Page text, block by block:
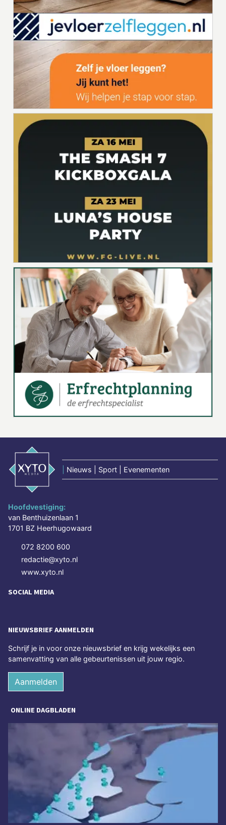
Nieuws | Sport | Evenementen
Hoofdvestiging:
van Benthuizenlaan 1
1701 BZ Heerhugowaard
072 8200 600
redactie@xyto.nl
www.xyto.nl
SOCIAL MEDIA
NIEUWSBRIEF AANMELDEN
Schrijf je in voor onze nieuwsbrief en krijg wekelijks een
samenvatting van alle gebeurtenissen uit jouw regio.
Aanmelden
ONLINE DAGBLADEN